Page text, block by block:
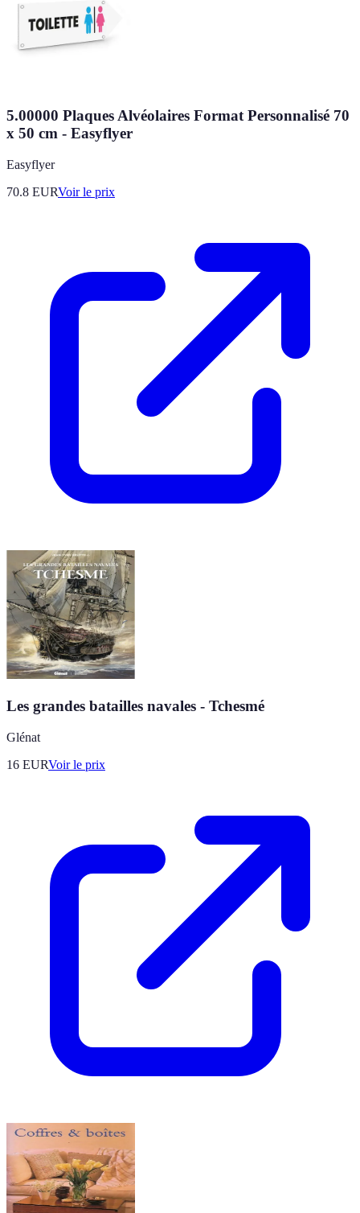
5.00000 Plaques Alvéolaires Format Personnalisé 70
x 50 cm - Easyflyer
Easyflyer
70.8 EURVoir le prix
Les grandes batailles navales - Tchesmé
Glénat
16 EURVoir le prix